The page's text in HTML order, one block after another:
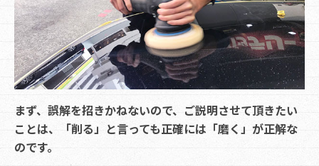
まず、誤解を招きかねないので、ご説明させて頂きたい
ことは、「削る」と言っても正確には「磨く」が正解な
のです。